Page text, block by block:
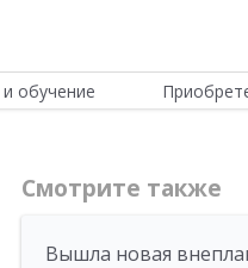
обучение
Смотрите также
Вышла новая